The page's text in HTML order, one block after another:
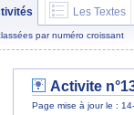
Les Textes
par numéro croissant
Activite
Page mise à jour le :